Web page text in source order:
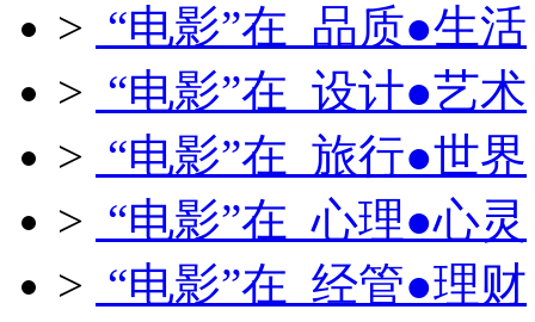
> “电影”在 品质●生活
> “电影”在 设计●艺术
> “电影”在 旅行●世界
> “电影”在 心理●心灵
> “电影”在 经管●理财